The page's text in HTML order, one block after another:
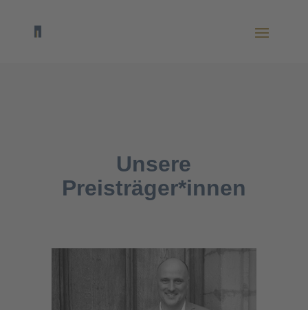
Unsere
Preisträger*innen